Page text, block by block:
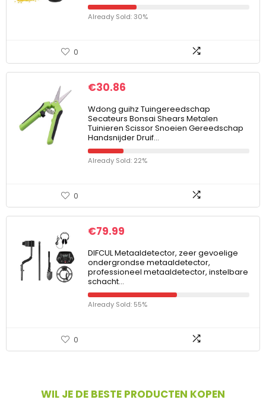
Already Sold: 30%
0
€30.86
Wdong guihz Tuingereedschap
Secateurs Bonsai Shears Metalen
Tuinieren Scissor Snoeien Gereedschap
Handsnijder Druif…
Already Sold: 22%
0
€79.99
DIFCUL Metaaldetector, zeer gevoelige
ondergrondse metaaldetector,
professioneel metaaldetector, instelbare
schacht…
Already Sold: 55%
0
WIL JE DE BESTE PRODUCTEN KOPEN